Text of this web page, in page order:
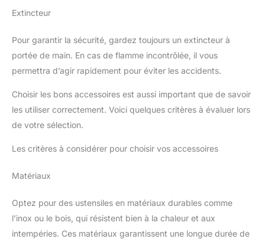
Extincteur
Pour garantir la sécurité, gardez toujours un extincteur à
portée de main. En cas de flamme incontrôlée, il vous
permettra d’agir rapidement pour éviter les accidents.
Choisir les bons accessoires est aussi important que de savoir
les utiliser correctement. Voici quelques critères à évaluer lors
de votre sélection.
Les critères à considérer pour choisir vos accessoires
Matériaux
Optez pour des ustensiles en matériaux durables comme
l’inox ou le bois, qui résistent bien à la chaleur et aux
intempéries. Ces matériaux garantissent une longue durée de